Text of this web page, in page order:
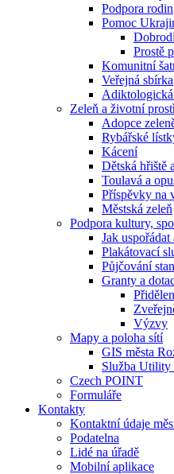
Podpora rodin
Pomoc
Prostě
Komunitní
Veřejná sbírka
Adiktologická
Zeleň a životní
Adopce
Rybářské
Kácení
Dětská hřiště
Toulavá a
Příspěvky na
Městská zeleň
Podpora kultury,
Jak
Plakátovací
Půjčování
Granty a
Výzvy
Mapy a poloha sítí
GIS města
Služba Utility
Czech POINT
Formuláře
Kontakty
Kontaktní údaje
Podatelna
Lidé na úřadě
Mobilní aplikace